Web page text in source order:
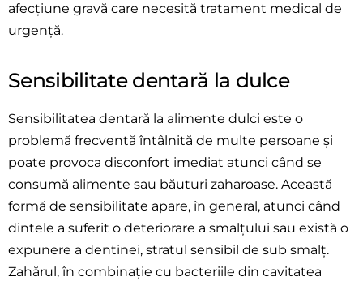
afecțiune gravă care necesită tratament medical de
urgență.
Sensibilitate dentară la dulce
Sensibilitatea dentară la alimente dulci este o
problemă frecventă întâlnită de multe persoane și
poate provoca disconfort imediat atunci când se
consumă alimente sau băuturi zaharoase. Această
formă de sensibilitate apare, în general, atunci când
dintele a suferit o deteriorare a smalțului sau există o
expunere a dentinei, stratul sensibil de sub smalț.
Zahărul, în combinație cu bacteriile din cavitatea